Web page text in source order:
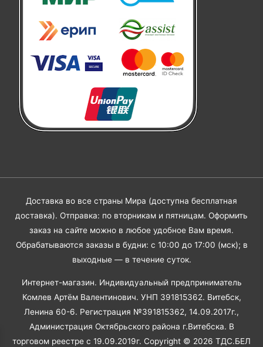
Доставка во все страны Мира (доступна бесплатная
доставка). Отправка: по вторникам и пятницам. Оформить
заказ на сайте можно в любое удобное Вам время.
Обрабатываются заказы в будни: с 10:00 до 17:00 (мск); в
выходные — в течение суток.
Интернет-магазин. Индивидуальный предприниматель
Комлев Артём Валентинович. УНП 391815362. Витебск,
Ленина 60-6. Регистрация №391815362, 14.09.2017г.,
Администрация Октябрьского района г.Витебска. В
торговом реестре с 19.09.2019г. Copyright © 2026 ТДС.БЕЛ